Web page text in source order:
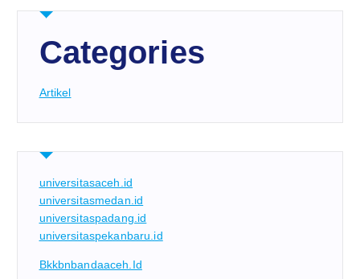
Categories
Artikel
universitasaceh.id
universitasmedan.id
universitaspadang.id
universitaspekanbaru.id
Bkkbnbandaaceh.id